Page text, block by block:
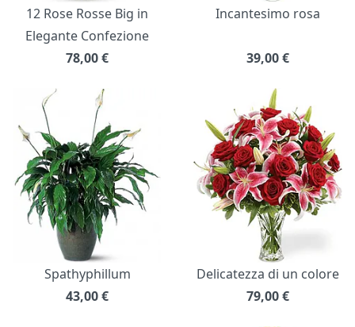
12 Rose Rosse Big in
Elegante Confezione
78,00€
Incantesimo rosa
39,00€
Spathyphillum
43,00€
Delicatezza di un colore
79,00€